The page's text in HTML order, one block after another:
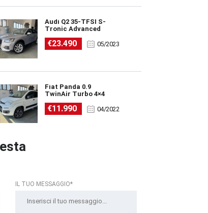
Audi Q2 35-TFSI S-
Tronic Advanced
€23.490 05/2023
Fiat Panda 0.9
TwinAir Turbo 4×4
€11.990 04/2022
IL TUO MESSAGGIO*